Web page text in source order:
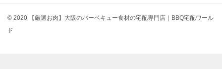
© 2020 【厳選お肉】大阪のバーベキュー食材の宅配専門店｜BBQ宅配ワール
ド